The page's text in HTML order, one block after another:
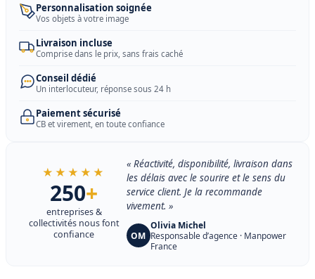
Personnalisation soignée
Vos objets à votre image
Livraison incluse
Comprise dans le prix, sans frais caché
Conseil dédié
Un interlocuteur, réponse sous 24 h
Paiement sécurisé
CB et virement, en toute confiance
★★★★★
250+
entreprises &
collectivités nous font
confiance
« Réactivité, disponibilité, livraison dans
les délais avec le sourire et le sens du
service client. Je la recommande
vivement. »
OM
Olivia Michel
Responsable d’agence · Manpower
France